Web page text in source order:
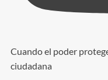
Cuando el poder
ciudadana